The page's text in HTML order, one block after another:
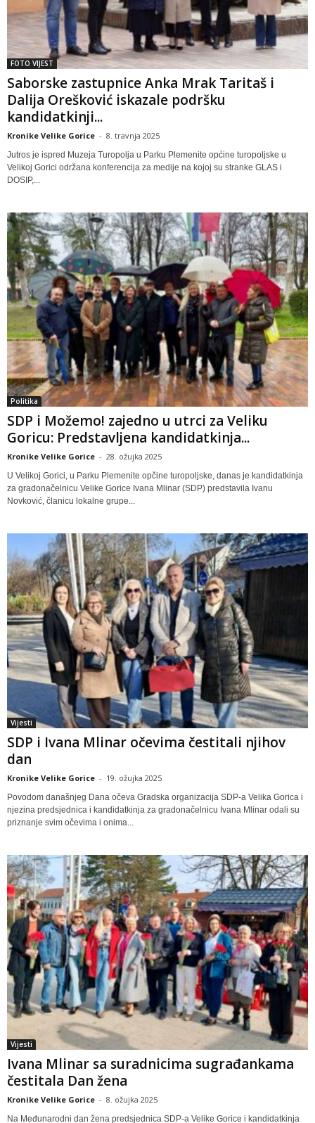
FOTO VIJEST
Saborske zastupnice Anka Mrak Taritaš i
Dalija Orešković iskazale podršku
kandidatkinji...
Kronike Velike Gorice - 8. travnja 2025
Jutros je ispred Muzeja Turopolja u Parku Plemenite općine turopoljske u
Velikoj Gorici održana konferencija za medije na kojoj su stranke GLAS i
DOSIP,...
Politika
SDP i Možemo! zajedno u utrci za Veliku
Goricu: Predstavljena kandidatkinja...
Kronike Velike Gorice - 28. ožujka 2025
U Velikoj Gorici, u Parku Plemenite opčine turopoljske, danas je kandidatkinja
za gradonačelnicu Velike Gorice Ivana Mlinar (SDP) predstavila Ivanu
Novković, članicu lokalne grupe...
Vijesti
SDP i Ivana Mlinar očevima čestitali njihov
dan
Kronike Velike Gorice - 19. ožujka 2025
Povodom današnjeg Dana očeva Gradska organizacija SDP-a Velika Gorica i
njezina predsjednica i kandidatkinja za gradonačelnicu Ivana Mlinar odali su
priznanje svim očevima i onima...
Vijesti
Ivana Mlinar sa suradnicima sugrađankama
čestitala Dan žena
Kronike Velike Gorice - 8. ožujka 2025
Na Međunarodni dan žena predsjednica SDP-a Velike Gorice i kandidatkinja